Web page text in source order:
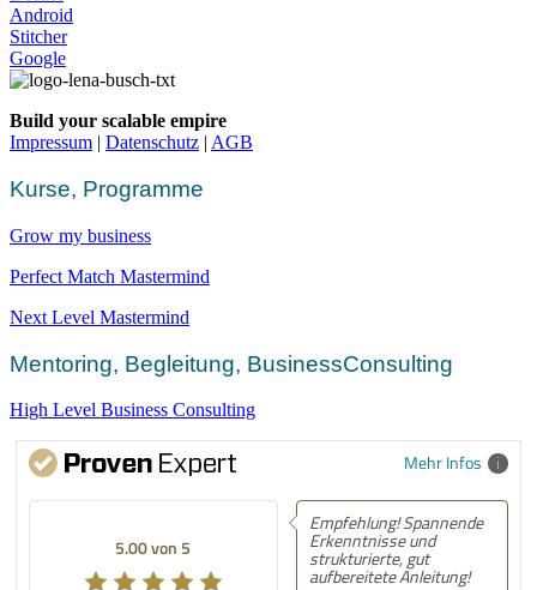
Android
Stitcher
Google
Build your scalable empire
Impressum | Datenschutz | AGB
Kurse, Programme
Grow my business
Perfect Match Mastermind
Next Level Mastermind
Mentoring, Begleitung, BusinessConsulting
High Level Business Consulting
Mehr Infos
5.00 von 5
Empfehlung! Spannende
Erkenntnisse und
strukturierte, gut
aufbereitete Anleitung!